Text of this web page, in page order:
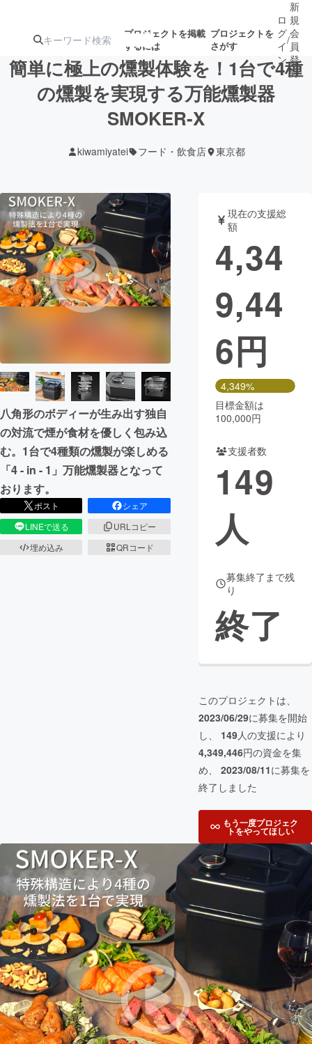
プロジェクトを掲載
するには
プロジェクトを
さがす
注目の新着プロ募集終了が近いプ
テクノロジー・ガジェット
映像・映画 書籍・雑誌
ビジネス・起業 チャレンジ
CAMPFIRE for Social Good
CAMPFIRE Creation
CAMPFIREふるさと納税machi-ya コミュニティ
ロ
グ
イ
ン
/
新
規
会
員
登
録
簡単に極上の燻製体験を！1台で4種
の燻製を実現する万能燻製器
SMOKER-X
kiwamiyatei フード・飲食店 東京都
八角形のボディーが生み出す独自
の対流で煙が食材を優しく包み込
む。1台で4種類の燻製が楽しめる
「4 - in - 1」万能燻製器となって
おります。
ポスト
シェア
LINEで送る
URLコピー
埋め込み
QRコード
現在の支援総
額
4,34
9,44
6円
4,349%
目標金額は
100,000円
支援者数
149
人
募集終了まで残
り
終了
このプロジェクトは、
2023/06/29に募集を開始
し、 149人の支援により
4,349,446円の資金を集
め、 2023/08/11に募集を
終了しました
もう一度プロジェク
トをやってほしい